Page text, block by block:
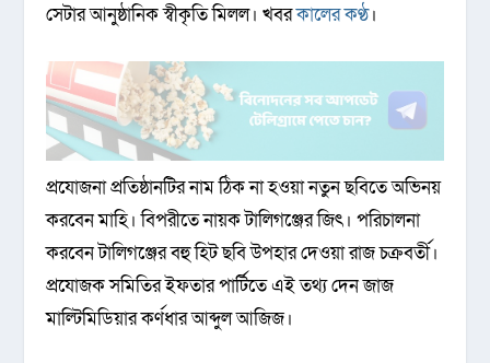
সেটার আনুষ্ঠানিক স্বীকৃতি মিলল। খবরকালের কণ্ঠ।
প্রযোজনা প্রতিষ্ঠানটির নাম ঠিক না হওয়া নতুন ছবিতে অভিনয়
করবেন মাহি। বিপরীতে নায়ক টালিগঞ্জের জিৎ। পরিচালনা
করবেন টালিগঞ্জের বহু হিট ছবি উপহার দেওয়া রাজ চক্রবর্তী।
প্রযোজক সমিতির ইফতার পার্টিতে এই তথ্য দেন জাজ
মাল্টিমিডিয়ার কর্ণধার আব্দুল আজিজ।